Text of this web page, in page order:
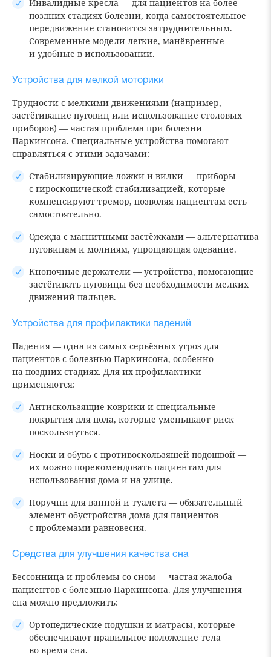
Инвалидные кресла — для пациентов на более
поздних стадиях болезни, когда самостоятельное
передвижение становится затруднительным.
Современные модели легкие, манёвренные
и удобные в использовании.
Устройства для мелкой моторики
Трудности с мелкими движениями (например,
застёгивание пуговиц или использование столовых
приборов) — частая проблема при болезни
Паркинсона. Специальные устройства помогают
справляться с этими задачами:
Стабилизирующие ложки и вилки — приборы
с гироскопической стабилизацией, которые
компенсируют тремор, позволяя пациентам есть
самостоятельно.
Одежда с магнитными застёжками — альтернатива
пуговицам и молниям, упрощающая одевание.
Кнопочные держатели — устройства, помогающие
застёгивать пуговицы без необходимости мелких
движений пальцев.
Устройства для профилактики падений
Падения — одна из самых серьёзных угроз для
пациентов с болезнью Паркинсона, особенно
на поздних стадиях. Для их профилактики
применяются:
Антискользящие коврики и специальные
покрытия для пола, которые уменьшают риск
поскользнуться.
Носки и обувь с противоскользящей подошвой —
их можно порекомендовать пациентам для
использования дома и на улице.
Поручни для ванной и туалета — обязательный
элемент обустройства дома для пациентов
с проблемами равновесия.
Средства для улучшения качества сна
Бессонница и проблемы со сном — частая жалоба
пациентов с болезнью Паркинсона. Для улучшения
сна можно предложить:
Ортопедические подушки и матрасы, которые
обеспечивают правильное положение тела
во время сна.